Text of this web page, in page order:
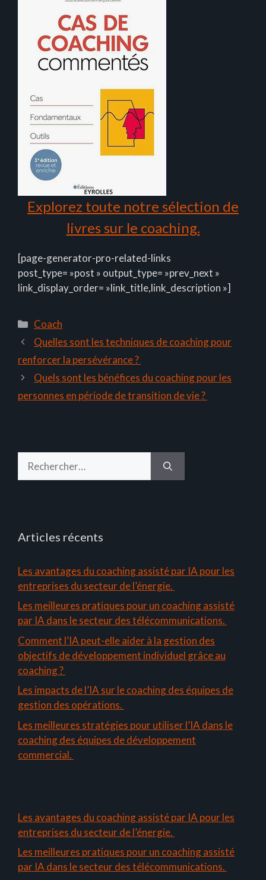
Explorez toute notre sélection de
livres sur le coaching.
[page-generator-pro-related-links
post_type= »post » output_type= »prev_next »
link_display_order= »link_title,link_description »]
Catégories
Coach
Quelles sont les techniques de coaching pour
renforcer la persévérance ?
Quels sont les bénéfices du coaching pour les
personnes en période de transition de vie ?
Articles récents
Les avantages du coaching assisté par IA pour les
entreprises du secteur de l’énergie.
Les meilleures pratiques pour un coaching assisté
par IA dans le secteur des télécommunications.
Comment l’IA peut-elle aider à la gestion des
objectifs de développement individuel grâce au
coaching ?
Les impacts de l’IA sur le coaching des équipes de
gestion des opérations.
Les meilleures stratégies pour utiliser l’IA dans le
coaching des équipes de développement
commercial.
Les avantages du coaching assisté par IA pour les
entreprises du secteur de l’énergie.
Les meilleures pratiques pour un coaching assisté
par IA dans le secteur des télécommunications.